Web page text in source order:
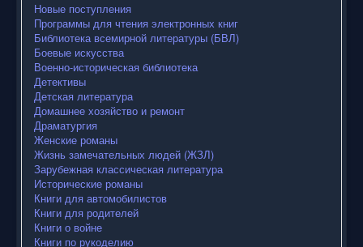
Новые поступления
Программы для чтения электронных книг
Библиотека всемирной литературы (БВЛ)
Боевые искусства
Военно-историческая библиотека
Детективы
Детская литература
Домашнее хозяйство и ремонт
Драматургия
Женские романы
Жизнь замечательных людей (ЖЗЛ)
Зарубежная классическая литература
Исторические романы
Книги для автомобилистов
Книги для родителей
Книги о войне
Книги по рукоделию